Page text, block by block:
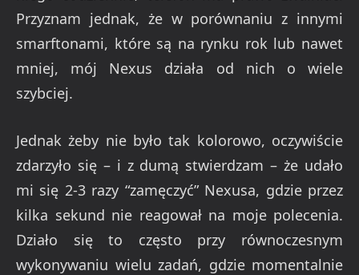
Przyznam jednak, że w porównaniu z innymi
smarftonami, które są na rynku rok lub nawet
mniej, mój Nexus działa od nich o wiele
szybciej.
Jednak żeby nie było tak kolorowo, oczywiście
zdarzyło się – i z dumą stwierdzam – że udało
mi się 2-3 razy “zamęczyć” Nexusa, gdzie przez
kilka sekund nie reagował na moje polecenia.
Działo się to często przy równoczesnym
wykonywaniu wielu zadań, gdzie momentalnie